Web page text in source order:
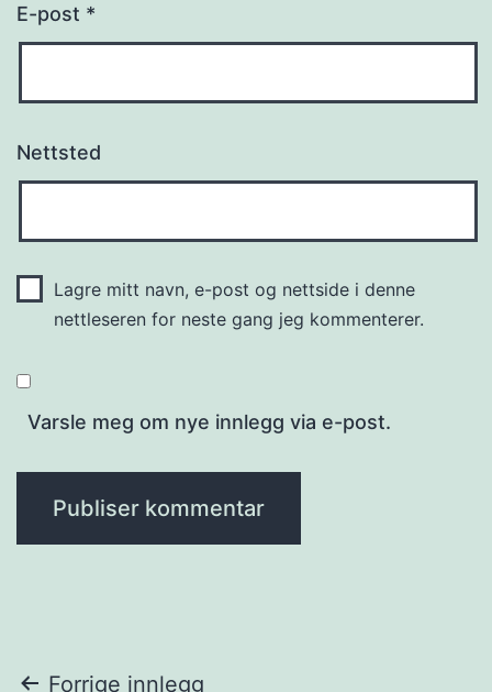
E-post *
Nettsted
Lagre mitt navn, e-post og nettside i denne
nettleseren for neste gang jeg kommenterer.
Varsle meg om nye innlegg via e-post.
Forrige innlegg